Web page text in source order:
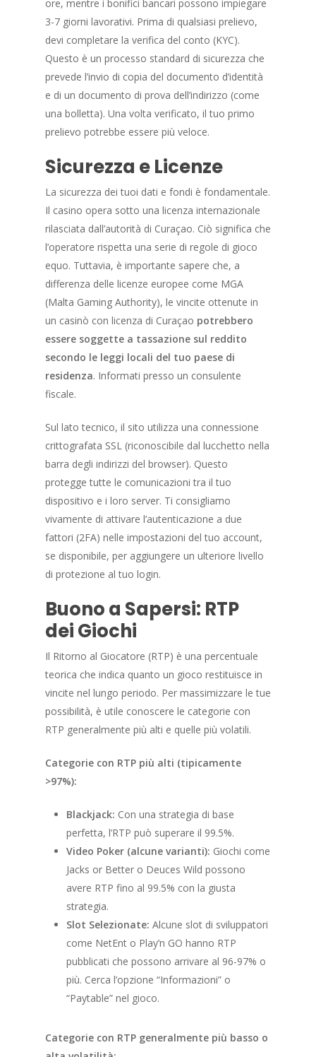
ore, mentre i bonifici bancari possono impiegare
3-7 giorni lavorativi. Prima di qualsiasi prelievo,
devi completare la verifica del conto (KYC).
Questo è un processo standard di sicurezza che
prevede l’invio di copia del documento d’identità
e di un documento di prova dell’indirizzo (come
una bolletta). Una volta verificato, il tuo primo
prelievo potrebbe essere più veloce.
Sicurezza e Licenze
La sicurezza dei tuoi dati e fondi è fondamentale.
Il casino opera sotto una licenza internazionale
rilasciata dall’autorità di Curaçao. Ciò significa che
l’operatore rispetta una serie di regole di gioco
equo. Tuttavia, è importante sapere che, a
differenza delle licenze europee come MGA
(Malta Gaming Authority), le vincite ottenute in
un casinò con licenza di Curaçao potrebbero
essere soggette a tassazione sul reddito
secondo le leggi locali del tuo paese di
residenza. Informati presso un consulente
fiscale.
Sul lato tecnico, il sito utilizza una connessione
crittografata SSL (riconoscibile dal lucchetto nella
barra degli indirizzi del browser). Questo
protegge tutte le comunicazioni tra il tuo
dispositivo e i loro server. Ti consigliamo
vivamente di attivare l’autenticazione a due
fattori (2FA) nelle impostazioni del tuo account,
se disponibile, per aggiungere un ulteriore livello
di protezione al tuo login.
Buono a Sapersi: RTP
dei Giochi
Il Ritorno al Giocatore (RTP) è una percentuale
teorica che indica quanto un gioco restituisce in
vincite nel lungo periodo. Per massimizzare le tue
possibilità, è utile conoscere le categorie con
RTP generalmente più alti e quelle più volatili.
Categorie con RTP più alti (tipicamente
>97%):
Blackjack: Con una strategia di base
perfetta, l’RTP può superare il 99.5%.
Video Poker (alcune varianti): Giochi come
Jacks or Better o Deuces Wild possono
avere RTP fino al 99.5% con la giusta
strategia.
Slot Selezionate: Alcune slot di sviluppatori
come NetEnt o Play’n GO hanno RTP
pubblicati che possono arrivare al 96-97% o
più. Cerca l’opzione “Informazioni” o
“Paytable” nel gioco.
Categorie con RTP generalmente più basso o